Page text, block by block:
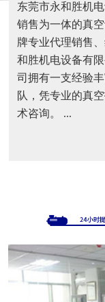
东莞市永和胜机
销售为一体的真
牌专业代理销售
和胜机电设备有
司拥有一支经验
队，凭专业的真
术咨询。 ...